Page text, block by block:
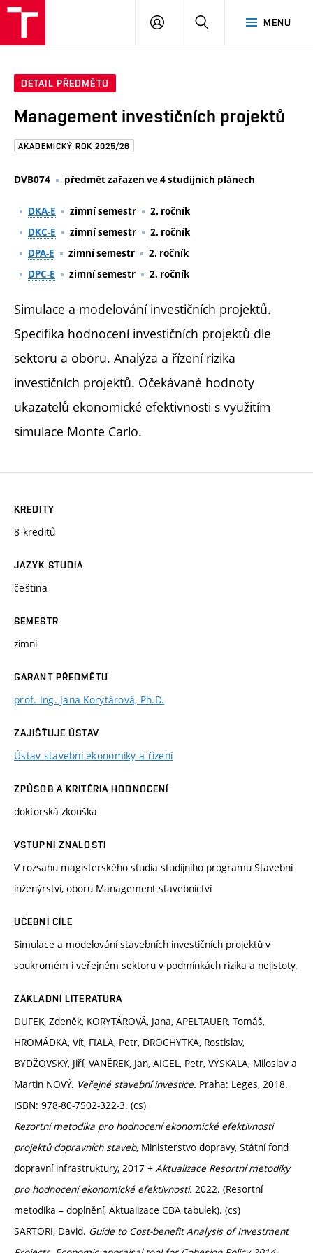
Brno
MENU
PŘIHLÁSIT
DETAIL PŘEDMĚTU
Management investičních projektů
AKADEMICKÝ ROK 2025/26
DVB074 předmět zařazen ve 4 studijních plánech
DKA-E zimní semestr
2. ročník
DKC-E
zimní semestr
2. ročník
DPA-E
zimní semestr
2. ročník
DPC-E
zimní semestr 2. ročník
Simulace a modelování investičních projektů.
Specifika hodnocení investičních projektů dle
sektoru a oboru. Analýza a řízení rizika
investičních projektů. Očekávané hodnoty
ukazatelů ekonomické efektivnosti s využitím
simulace Monte Carlo.
KREDITY
8 kreditů
JAZYK STUDIA
čeština
SEMESTR
zimní
GARANT PŘEDMĚTU
prof. Ing. Jana Korytárová, Ph.D.
ZAJIŠŤUJE ÚSTAV
Ústav stavební ekonomiky a řízení
ZPŮSOB A KRITÉRIA HODNOCENÍ
doktorská zkouška
VSTUPNÍ ZNALOSTI
V rozsahu magisterského studia studijního programu Stavební
inženýrství, oboru Management stavebnictví
UČEBNÍ CÍLE
Simulace a modelování stavebních investičních projektů v
soukromém i veřejném sektoru v podmínkách rizika a nejistoty.
ZÁKLADNÍ LITERATURA
DUFEK, Zdeněk, KORYTÁROVÁ, Jana, APELTAUER, Tomáš,
HROMÁDKA, Vít, FIALA, Petr, DROCHYTKA, Rostislav,
BYDŽOVSKÝ, Jiří, VANĚREK, Jan, AIGEL, Petr, VÝSKALA, Miloslav a
Martin NOVÝ. Veřejné stavební investice. Praha: Leges, 2018.
ISBN: 978-80-7502-322-3. (cs)
Rezortní metodika pro hodnocení ekonomické efektivnosti
projektů dopravních staveb, Ministerstvo dopravy, Státní fond
dopravní infrastruktury, 2017 + Aktualizace Resortní metodiky
pro hodnocení ekonomické efektivnosti. 2022. (Resortní
metodika – doplnění, Aktualizace CBA tabulek). (cs)
SARTORI, David. Guide to Cost-benefit Analysis of Investment